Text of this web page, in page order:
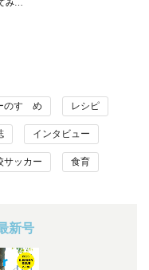
み…
のすゝめ レシピ
インタビュー
サッカー 食育
新号